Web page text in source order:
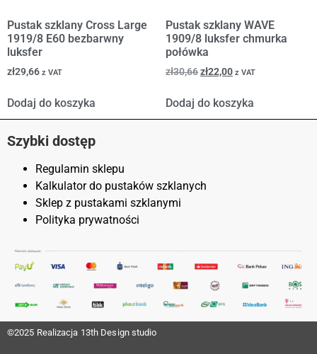
Pustak szklany Cross Large
1919/8 E60 bezbarwny
luksfer
zł29,66 z VAT
Dodaj do koszyka
Pustak szklany WAVE
1909/8 luksfer chmurka
połówka
zł30,66zł22,00 z VAT
Dodaj do koszyka
Szybki dostęp
Regulamin sklepu
Kalkulator do pustaków szklanych
Sklep z pustakami szklanymi
Polityka prywatności
©2025 Realizacja 13th Design studio